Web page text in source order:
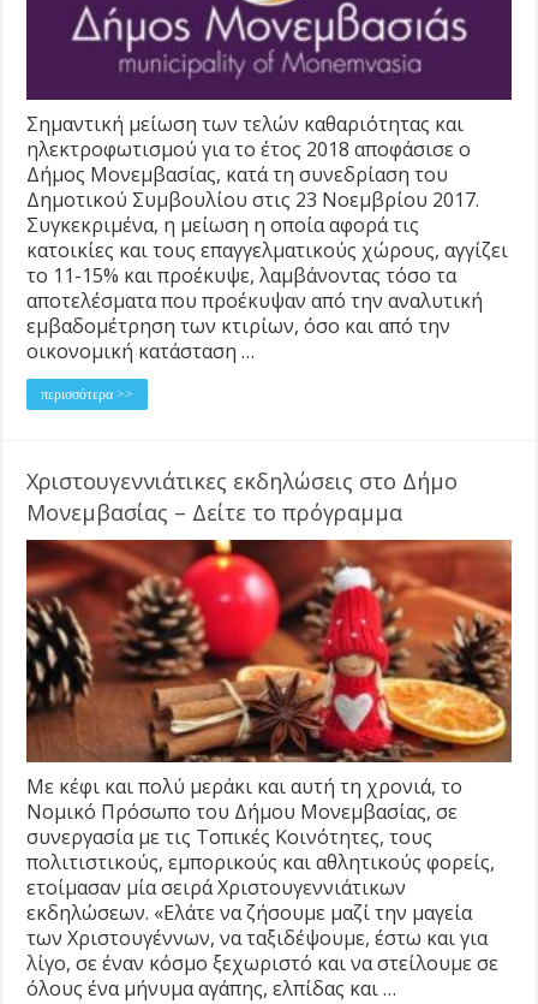
Σημαντική μείωση των τελών καθαριότητας και
ηλεκτροφωτισμού για το έτος 2018 αποφάσισε ο
Δήμος Μονεμβασίας, κατά τη συνεδρίαση του
Δημοτικού Συμβουλίου στις 23 Νοεμβρίου 2017.
Συγκεκριμένα, η μείωση η οποία αφορά τις
κατοικίες και τους επαγγελματικούς χώρους, αγγίζει
το 11-15% και προέκυψε, λαμβάνοντας τόσο τα
αποτελέσματα που προέκυψαν από την αναλυτική
εμβαδομέτρηση των κτιρίων, όσο και από την
οικονομική κατάσταση …
περισσότερα >>
Χριστουγεννιάτικες εκδηλώσεις στο Δήμο
Μονεμβασίας – Δείτε το πρόγραμμα
Με κέφι και πολύ μεράκι και αυτή τη χρονιά, το
Νομικό Πρόσωπο του Δήμου Μονεμβασίας, σε
συνεργασία με τις Τοπικές Κοινότητες, τους
πολιτιστικούς, εμπορικούς και αθλητικούς φορείς,
ετοίμασαν μία σειρά Χριστουγεννιάτικων
εκδηλώσεων. «Ελάτε να ζήσουμε μαζί την μαγεία
των Χριστουγέννων, να ταξιδέψουμε, έστω και για
λίγο, σε έναν κόσμο ξεχωριστό και να στείλουμε σε
όλους ένα μήνυμα αγάπης, ελπίδας και …